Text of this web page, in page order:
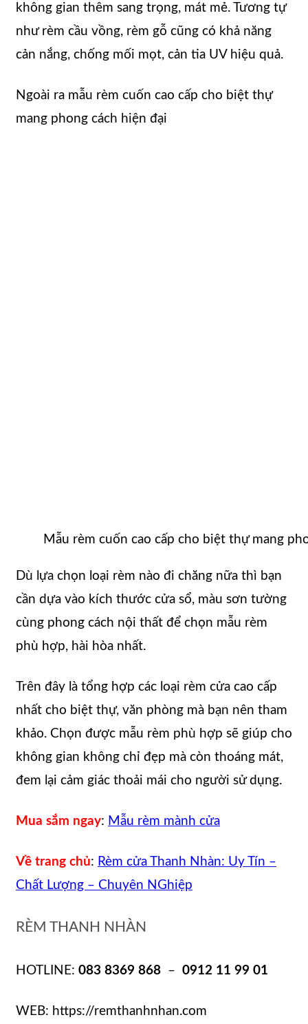
không gian thêm sang trọng, mát mẻ. Tương tự
như rèm cầu vồng, rèm gỗ cũng có khả năng
cản nắng, chống mối mọt, cản tia UV hiệu quả.
Ngoài ra mẫu rèm cuốn cao cấp cho biệt thự
mang phong cách hiện đại
Mẫu rèm cuốn cao cấp cho biệt thự mang
Dù lựa chọn loại rèm nào đi chăng nữa thì bạn
cần dựa vào kích thước cửa sổ, màu sơn tường
cùng phong cách nội thất để chọn mẫu rèm
phù hợp, hài hòa nhất.
Trên đây là tổng hợp các loại rèm cửa cao cấp
nhất cho biệt thự, văn phòng mà bạn nên tham
khảo. Chọn được mẫu rèm phù hợp sẽ giúp cho
không gian không chỉ đẹp mà còn thoáng mát,
đem lại cảm giác thoải mái cho người sử dụng.
Mua sắm ngay: Mẫu rèm mành cửa
Về trang chủ: Rèm cửa Thanh Nhàn: Uy Tín –
Chất Lượng – Chuyên NGhiệp
RÈM THANH NHÀN
HOTLINE: 083 8369 868 – 0912 11 99 01
WEB: https://remthanhnhan.com